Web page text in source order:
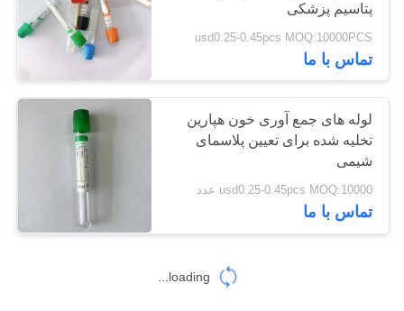
پتاسیم پزشکی
usd0.25-0.45pcs MOQ:10000PCS
تماس با ما
لوله های جمع آوری خون هپارین
تخلیه شده برای تعیین پلاسمای
شیمی
usd0.25-0.45pcs MOQ:10000 عدد
تماس با ما
loading...